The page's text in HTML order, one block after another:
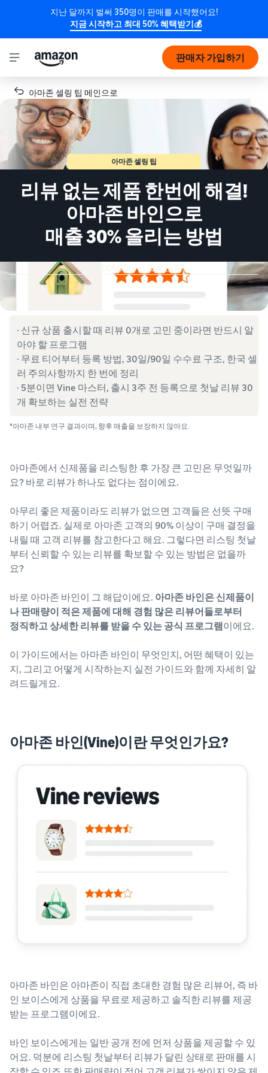
지난 달까지 벌써 350명이 판매를 시작했어요!
지금 시작하고 최대 50% 혜택받기💰
판매자 가입하기
아마존 셀링 팁 메인으로
아마존 셀링 팁
리뷰 없는 제품 한번에 해결!
아마존 바인으로
매출 30% 올리는 방법
2026/04/30 • 5분 소요
· 신규 상품 출시할 때 리뷰 0개로 고민 중이라면 반드시 알
아야 할 프로그램
· 무료 티어부터 등록 방법, 30일/90일 수수료 구조, 한국 셀
러 주의사항까지 한 번에 정리
· 5분이면 Vine 마스터, 출시 3주 전 등록으로 첫날 리뷰 30
개 확보하는 실전 전략
*아마존 내부 연구 결과이며, 향후 매출을 보장하지 않아요.
아마존에서 신제품을 리스팅한 후 가장 큰 고민은 무엇일까
요? 바로 리뷰가 하나도 없다는 점이에요.
아무리 좋은 제품이라도 리뷰가 없으면 고객들은 선뜻 구매
하기 어렵죠. 실제로 아마존 고객의 90% 이상이 구매 결정을
내릴 때 고객 리뷰를 참고한다고 해요. 그렇다면 리스팅 첫날
부터 신뢰할 수 있는 리뷰를 확보할 수 있는 방법은 없을까
요?
바로 아마존 바인이 그 해답이에요. 아마존 바인은 신제품이
나 판매량이 적은 제품에 대해 경험 많은 리뷰어들로부터
정직하고 상세한 리뷰를 받을 수 있는 공식 프로그램이에요.
이 가이드에서는 아마존 바인이 무엇인지, 어떤 혜택이 있는
지, 그리고 어떻게 시작하는지 실전 가이드와 함께 자세히 알
려드릴게요.
아마존 바인(Vine)이란 무엇인가요?
아마존 바인은 아마존이 직접 초대한 경험 많은 리뷰어, 즉 바
인 보이스에게 상품을 무료로 제공하고 솔직한 리뷰를 제공
받는 프로그램이에요.
바인 보이스에게는 일반 공개 전에 먼저 상품을 제공할 수 있
어요. 덕분에 리스팅 첫날부터 리뷰가 달린 상태로 판매를 시